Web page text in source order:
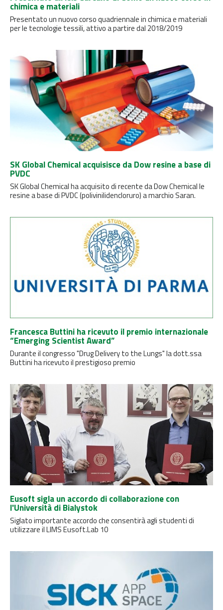
chimica e materiali
Presentato un nuovo corso quadriennale in chimica e materiali
per le tecnologie tessili, attivo a partire dal 2018/2019
SK Global Chemical acquisisce da Dow resine a base di
PVDC
SK Global Chemical ha acquisito di recente da Dow Chemical le
resine a base di PVDC (polivinilidencloruro) a marchio Saran.
Francesca Buttini ha ricevuto il premio internazionale
“Emerging Scientist Award”
Durante il congresso "Drug Delivery to the Lungs" la dott.ssa
Buttini ha ricevuto il prestigioso premio
Eusoft sigla un accordo di collaborazione con
l'Università di Bialystok
Siglato importante accordo che consentirà agli studenti di
utilizzare il LIMS Eusoft.Lab 10